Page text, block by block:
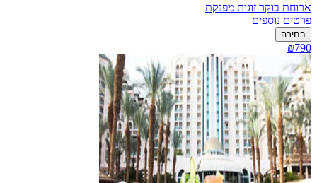
ארוחת בוקר זוגית מפנקת
פרטים נוספים
בחירה
₪790